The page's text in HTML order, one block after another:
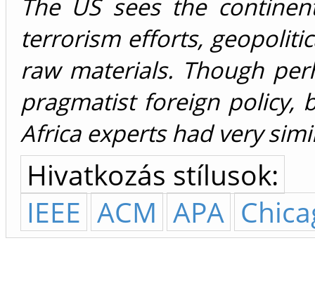
The US sees the
terrorism efforts,
raw materials. Though
pragmatist foreign policy,
Africa experts had very
Hivatkozás stílusok:
IEEE ACM APA